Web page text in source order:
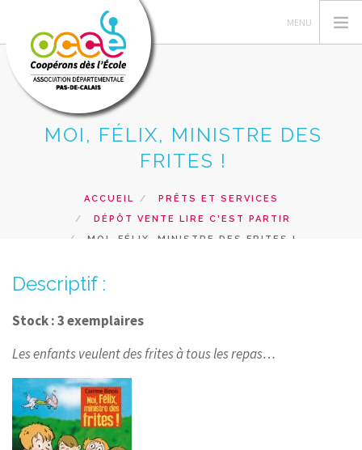
L'OCCE 62
GERER SA COOPERATIVE
NOS ACTIONS PEDAGOGIQUES
RESSOURCES ET SERVICES
RECHERCHER
CONTACT
MOI, FÉLIX, MINISTRE DES
FRITES !
ACCUEIL
PRÊTS ET SERVICES
DÉPÔT VENTE LIRE C'EST PARTIR
MOI, FÉLIX, MINISTRE DES FRITES !
Descriptif :
Stock : 3 exemplaires
Les enfants veulent des frites à tous les repas…